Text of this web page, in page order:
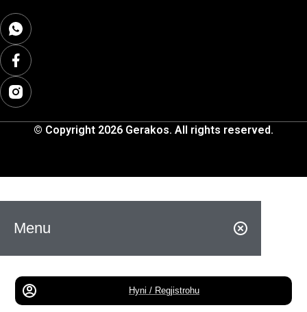
© Copyright 2026 Gerakos. All rights reserved.
Menu
Hyni / Regjistrohu